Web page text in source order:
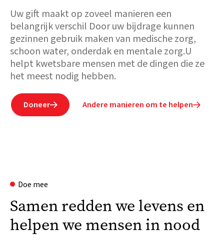
Uw gift maakt op zoveel manieren een
belangrijk verschil Door uw bijdrage kunnen
gezinnen gebruik maken van medische zorg,
schoon water, onderdak en mentale zorg.U
helpt kwetsbare mensen met de dingen die ze
het meest nodig hebben.
Doneer Andere manieren om te helpen
Doe mee
Samen redden we levens en
helpen we mensen in nood